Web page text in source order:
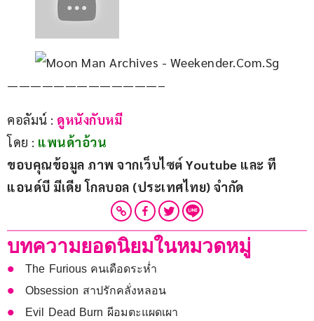
—————————————–
คอลัมน์ : ดูหนังกับหมี
โดย : แพนด้าอ้วน
ขอบคุณข้อมูล ภาพ จากเว็บไซต์ Youtube และ ที
แอนด์บี มีเดีย โกลบอล (ประเทศไทย) จำกัด
บทความยอดนิยมในหมวดหมู่
The Furious คนเดือดระห่ำ
Obsession สาปรักคลั่งหลอน
Evil Dead Burn ผีอมตะแผดเผา